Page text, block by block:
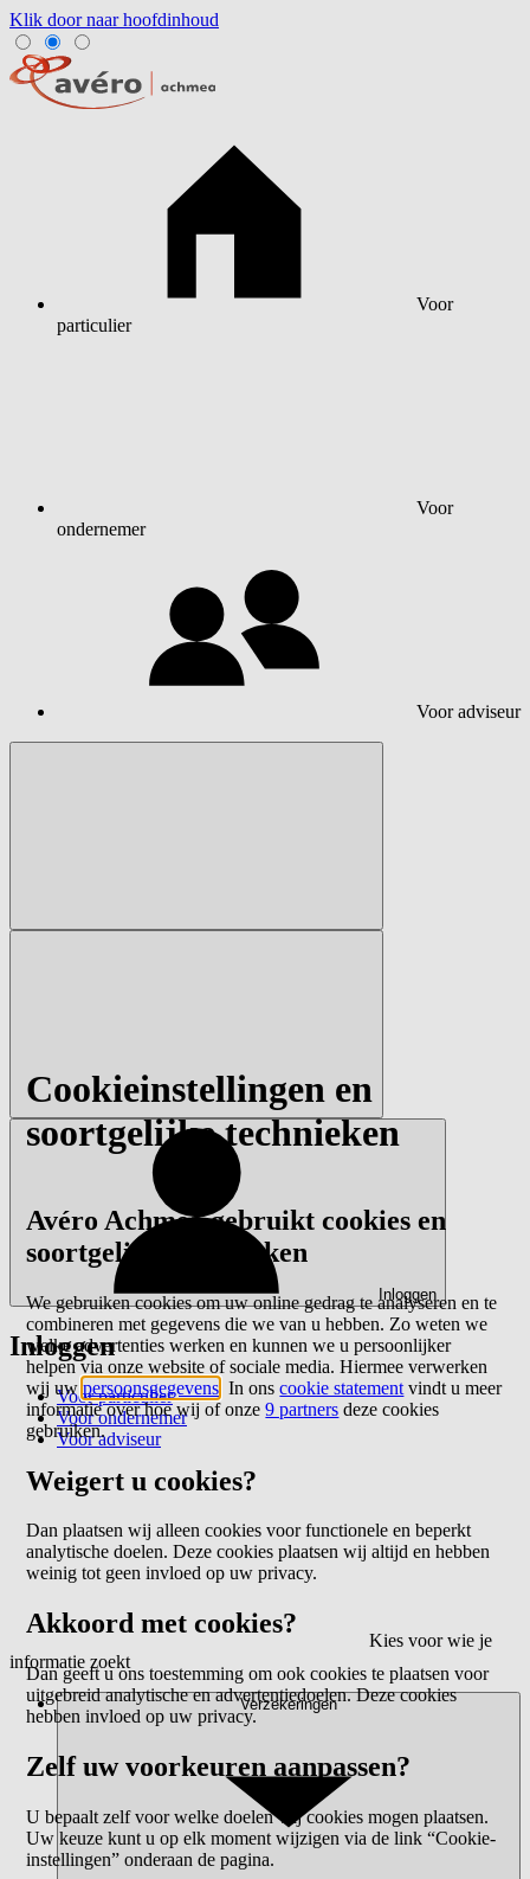
Klik door naar hoofdinhoud
Voor
particulier
Voor
ondernemer
Voor adviseur
Inloggen
Inloggen
Voor particulier
Voor ondernemer
Voor adviseur
Kies voor wie je
informatie zoekt
Verzekeringen
Cookieinstellingen en
soortgelijke technieken
Avéro Achmea gebruikt cookies en
soortgelijke technieken
We gebruiken cookies om uw online gedrag te analyseren en te
combineren met gegevens die we van u hebben. Zo weten we
welke advertenties werken en kunnen we u persoonlijker
helpen via onze website of sociale media. Hiermee verwerken
wij uwpersoonsgegevens . In onscookie statement vindt u meer
informatie over hoe wij of onze9 partners deze cookies
gebruiken.
Weigert u cookies?
Dan plaatsen wij alleen cookies voor functionele en beperkt
analytische doelen. Deze cookies plaatsen wij altijd en hebben
weinig tot geen invloed op uw privacy.
Akkoord met cookies?
Dan geeft u ons toestemming om ook cookies te plaatsen voor
uitgebreid analytische en advertentiedoelen. Deze cookies
hebben invloed op uw privacy.
Zelf uw voorkeuren aanpassen?
U bepaalt zelf voor welke doelen wij cookies mogen plaatsen.
Uw keuze kunt u op elk moment wijzigen via de link “Cookie-
instellingen” onderaan de pagina.